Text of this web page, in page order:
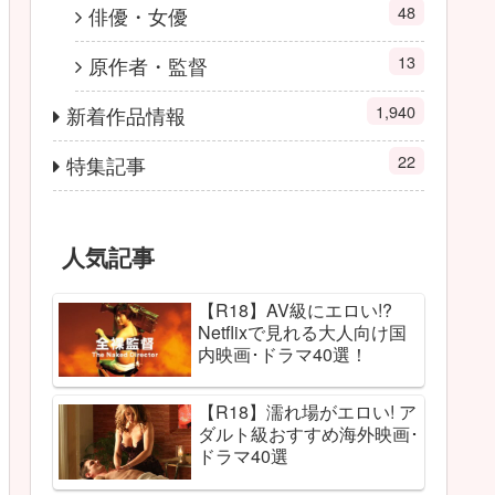
俳優・女優 48
原作者・監督 13
新着作品情報 1,940
特集記事 22
人気記事
【R18】AV級にエロい!?
Netflixで見れる大人向け国
内映画･ドラマ40選！
【R18】濡れ場がエロい! ア
ダルト級おすすめ海外映画･
ドラマ40選